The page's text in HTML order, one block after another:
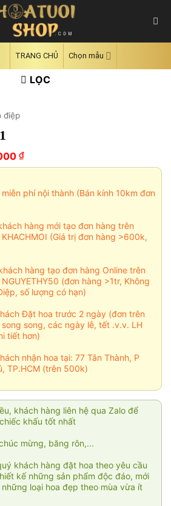
TRANG CHỦ Chọn mẫu
LỌC
điệp
₫.
₫Giá
hiện
1.250.000 ₫.
phí nội thành (Bán kính 10km đơn
hàng mới tạo đơn hàng trên
(Giá trị đơn hàng >600k,
hàng tạo đơn hàng Online trên
(đơn hàng >1tr, Không
số lượng có hạn)
Đặt hoa trước 2 ngày (đơn trên
song, các ngày lễ, tết .v.v. LH
tiết hơn)
nhận hoa tại: 77 Tân Thành, P
TP.HCM (trên 500k)
khách hàng liên hệ qua Zalo để
khấu tốt nhất
mừng, băng rôn,...
khách hàng đặt hoa theo yêu cầu
kế những sản phẩm độc đáo, mới
loại hoa đẹp theo mùa vừa ít